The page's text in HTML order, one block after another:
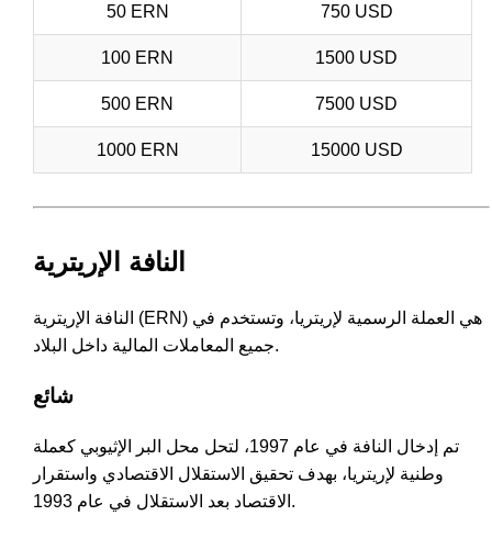
50 ERN 750 USD
100 ERN 1500 USD
500 ERN 7500 USD
1000 ERN 15000 USD
النافة الإريترية
النافة الإريترية (ERN) هي العملة الرسمية لإريتريا، وتستخدم في
جميع المعاملات المالية داخل البلاد.
شائع
تم إدخال النافة في عام 1997، لتحل محل البر الإثيوبي كعملة
وطنية لإريتريا، بهدف تحقيق الاستقلال الاقتصادي واستقرار
الاقتصاد بعد الاستقلال في عام 1993.